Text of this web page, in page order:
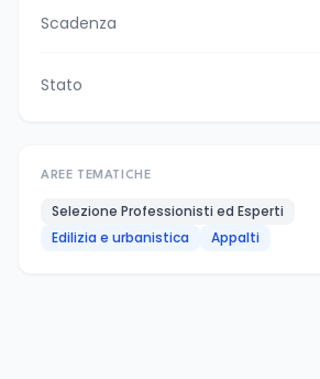
Scadenza
Stato
AREE TEMATICHE
Selezione Professionisti ed Esperti
Edilizia e urbanistica
Appalti